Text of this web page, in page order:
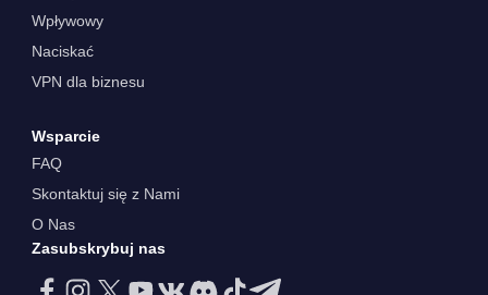
Wpływowy
Naciskać
VPN dla biznesu
Wsparcie
FAQ
Skontaktuj się z Nami
O Nas
Zasubskrybuj nas